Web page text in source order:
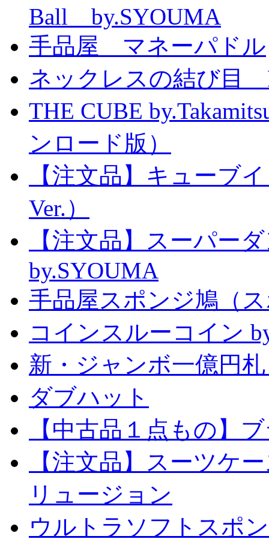
Ball by.SYOUMA
手品屋 マネーパドル
ネックレスの結び目
THE CUBE
ンロード版）
【注文品】キューブ
Ver.）
【注文品】スーパ
by.SYOUMA
手品屋スポンジ鳩（
コインスルーコイン
新・ジャンボ一億円
ダブハット
【中古品１点もの】
【注文品】スーツケ
リュージョン
ウルトラソフトスポ